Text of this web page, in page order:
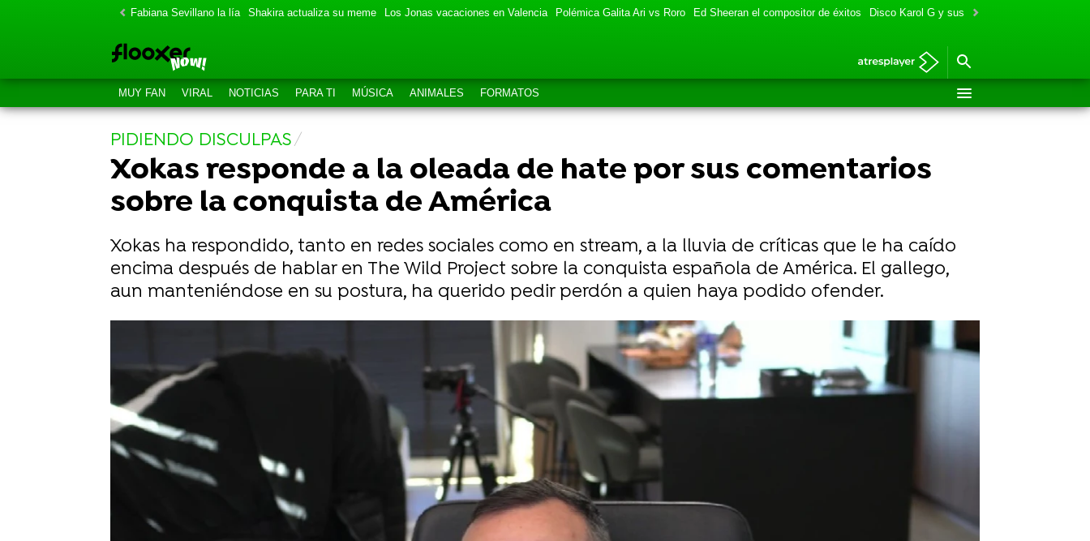
Fabiana Sevillano la lía Shakira actualiza su meme Los Jonas vacaciones en Valencia Polémica Galita Ari vs Roro Ed Sheeran el compositor de éxitos Disco Karol G y sus colaboraciones
MUY FAN VIRAL NOTICIAS PARA TI MÚSICA ANIMALES FORMATOS
PIDIENDO DISCULPAS
Xokas responde a la oleada de hate por sus comentarios
sobre la conquista de América
Xokas ha respondido, tanto en redes sociales como en stream, a la lluvia de críticas que le ha caído
encima después de hablar en The Wild Project sobre la conquista española de América. El gallego,
aun manteniéndose en su postura, ha querido pedir perdón a quien haya podido ofender.